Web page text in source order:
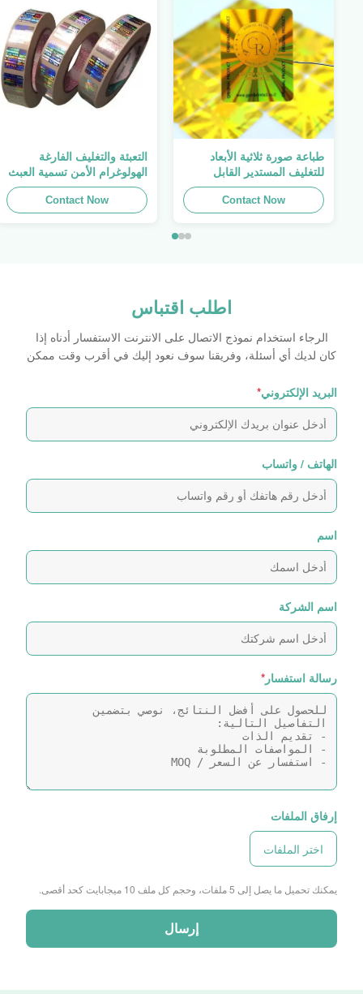
طباعة صورة ثلاثية الأبعاد
للتغليف المستدير القابل
للطباعة ، الملصق الأصلي ،
صفائح لاصقة ذاتية اللصق
Contact Now
التعبئة والتغليف الفارغة
الهولوغرام الأمن تسمية العبث
واضح ملصق الهولوغرام شعار
الليزر
Contact Now
اطلب اقتباس
الرجاء استخدام نموذج الاتصال على الانترنت الاستفسار أدناه إذا
كان لديك أي أسئلة، وفريقنا سوف نعود إليك في أقرب وقت ممكن
البريد الإلكتروني*
الهاتف / واتساب
اسم
اسم الشركة
رسالة استفسار *
إرفاق الملفات
اختر الملفات
يمكنك تحميل ما يصل إلى 5 ملفات، وحجم كل ملف 10 ميجابايت كحد أقصى.
إرسال